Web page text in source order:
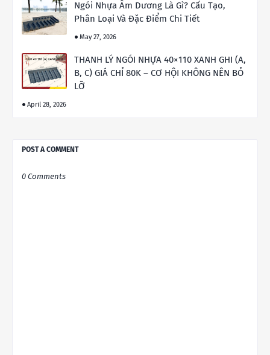
Ngói Nhựa Âm Dương Là Gì? Cấu Tạo,
Phân Loại Và Đặc Điểm Chi Tiết
May 27, 2026
THANH LÝ NGÓI NHỰA 40×110 XANH GHI (A,
B, C) GIÁ CHỈ 80K – CƠ HỘI KHÔNG NÊN BỎ
LỠ
April 28, 2026
POST A COMMENT
0 Comments